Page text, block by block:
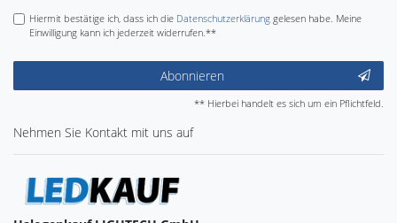
Hiermit bestätige ich, dass ich die Daten­schutz­erklärunggelesen habe. Meine
Einwilligung kann ich jederzeit widerrufen.**
Abonnieren
** Hierbei handelt es sich um ein Pflichtfeld.
Nehmen Sie Kontakt mit uns auf